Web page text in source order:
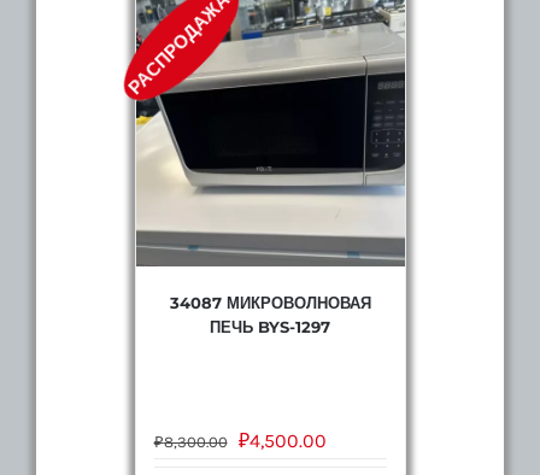
РАСПРОДАЖА!
34087 МИКРОВОЛНОВАЯ
ПЕЧЬ BYS-1297
₽8,300.00 ₽4,500.00